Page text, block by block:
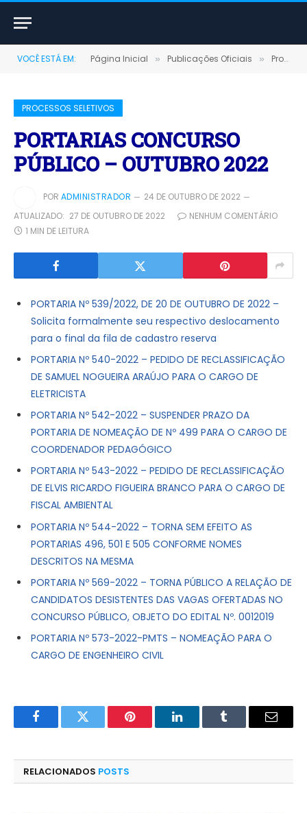
VOCÊ ESTÁ EM: Página Inicial » Publicações Oficiais » Processos Seletivos
PROCESSOS SELETIVOS
PORTARIAS CONCURSO
PÚBLICO – OUTUBRO 2022
POR ADMINISTRADOR
24 DE OUTUBRO DE 2022
ATUALIZADO: 27 DE OUTUBRO DE 2022
NENHUM COMENTÁRIO
1 MIN DE LEITURA
PORTARIA Nº 539/2022, DE 20 DE OUTUBRO DE 2022 –
Solicita formalmente seu respectivo deslocamento
para o final da fila de cadastro reserva
PORTARIA Nº 540-2022 – PEDIDO DE RECLASSIFICAÇÃO
DE SAMUEL NOGUEIRA ARAÚJO PARA O CARGO DE
ELETRICISTA
PORTARIA Nº 542-2022 – SUSPENDER PRAZO DA
PORTARIA DE NOMEAÇÃO DE Nº 499 PARA O CARGO DE
COORDENADOR PEDAGÓGICO
PORTARIA Nº 543-2022 – PEDIDO DE RECLASSIFICAÇÃO
DE ELVIS RICARDO FIGUEIRA BRANCO PARA O CARGO DE
FISCAL AMBIENTAL
PORTARIA Nº 544-2022 – TORNA SEM EFEITO AS
PORTARIAS 496, 501 E 505 CONFORME NOMES
DESCRITOS NA MESMA
PORTARIA Nº 569-2022 – TORNA PÚBLICO A RELAÇÃO DE
CANDIDATOS DESISTENTES DAS VAGAS OFERTADAS NO
CONCURSO PÚBLICO, OBJETO DO EDITAL Nº. 0012019
PORTARIA Nº 573-2022-PMTS – NOMEAÇÃO PARA O
CARGO DE ENGENHEIRO CIVIL
FacebookTwitter Pinterest LinkedInTumblr
E-
RELACIONADOS POSTS